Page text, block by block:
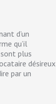
d’un
qu’il
plus
désireux
par un